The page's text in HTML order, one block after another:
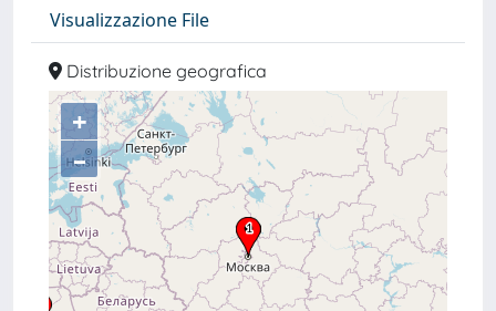
Visualizzazione File
Distribuzione geografica
+
–